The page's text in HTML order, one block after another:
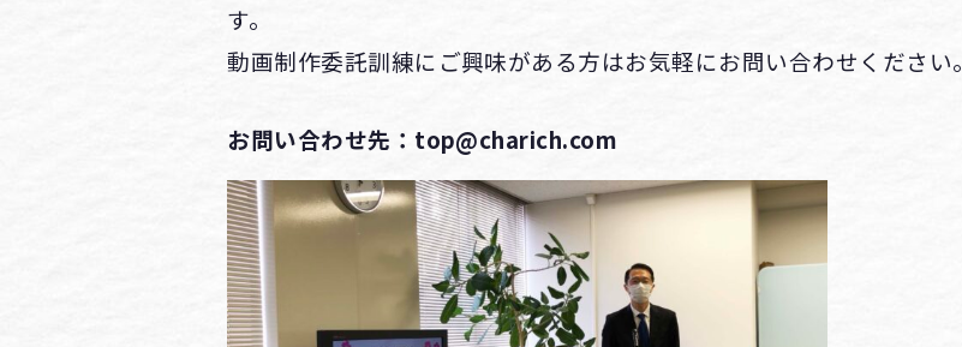
す。
動画制作委託訓練にご興味がある方はお気軽にお問い合わせください。
お問い合わせ先：top@charich.com